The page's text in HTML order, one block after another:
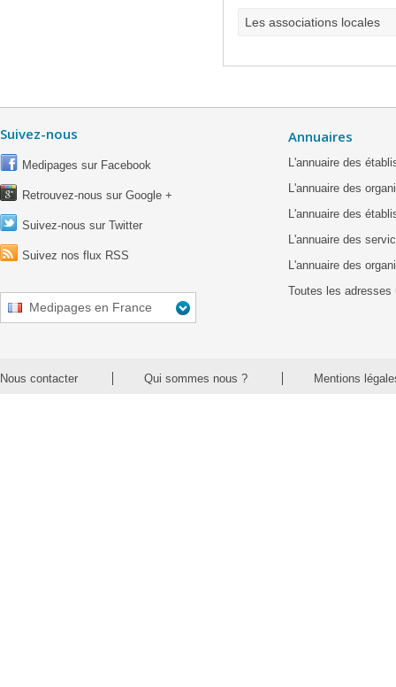
Les associations locales
Suivez-nous
Medipages sur Facebook
Retrouvez-nous sur Google +
Suivez-nous sur Twitter
Suivez nos flux RSS
Medipages en France
Annuaires
L'annuaire des
L'annuaire des
L'annuaire des
L'annuaire des
L'annuaire des
Toutes les adresses
Nous contacter Qui sommes nous ? Mentions